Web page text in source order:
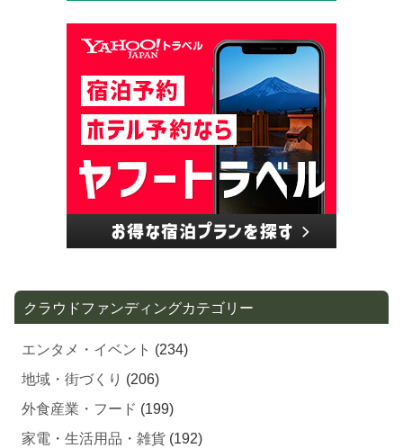
クラウドファンディングカテゴリー
エンタメ・イベント (234)
地域・街づくり (206)
外食産業・フード (199)
家電・生活用品・雑貨 (192)